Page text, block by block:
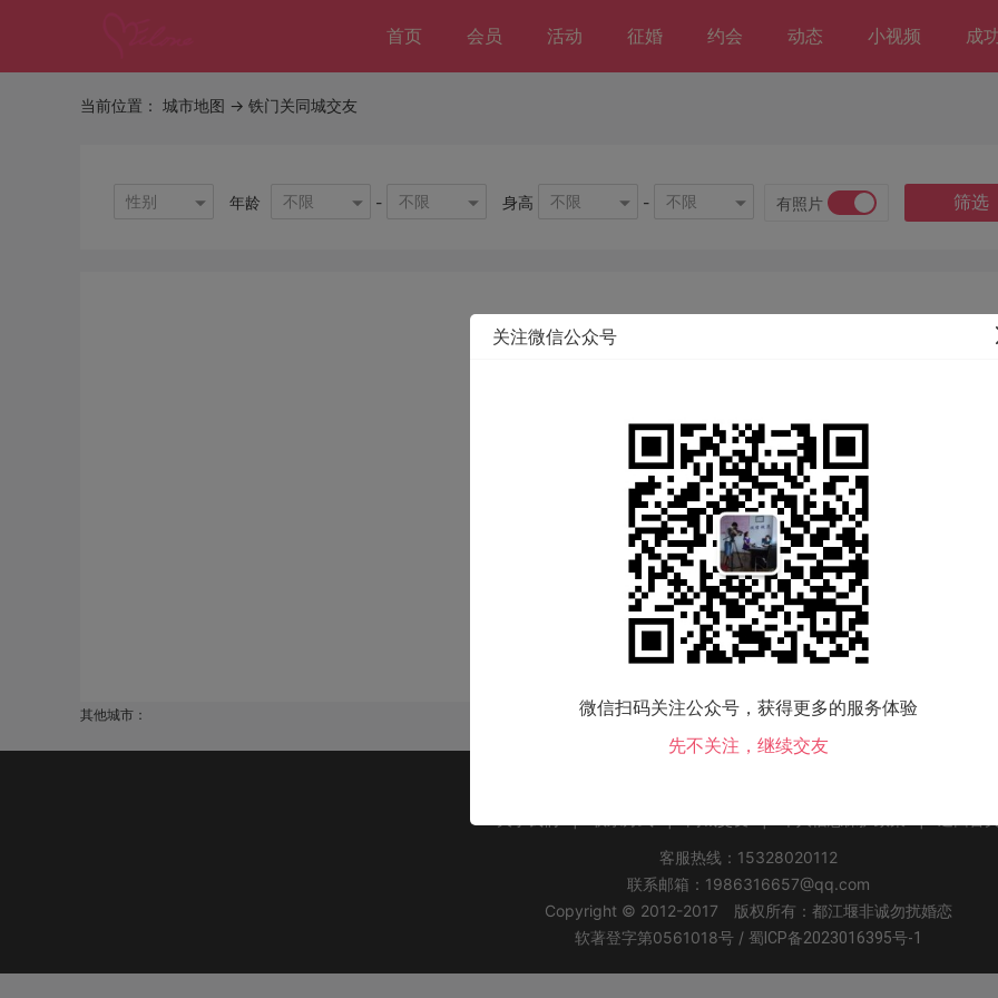
首页 会员 活动 征婚 约会 动态 小视频 成
当前位置： 城市地图 -> 铁门关同城交友
性别 年龄 不限 - 不限 身高 不限 - 不限 有照片 筛选
该地区没有会员，换个城市试试！
其他城市：
客服热线：15328020112
联系邮箱：1986316657@qq.com
Copyright © 2012-2017 版权所有：都江堰非诚勿扰婚恋
软著登字第0561018号 / 蜀ICP备2023016395号-1
关注微信公众号
微信扫码关注公众号，获得更多的服务体验
先不关注，继续交友